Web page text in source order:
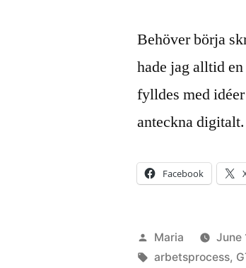
Behöver börja
hade jag alltid
fylldes med
anteckna digitalt.
Facebook
Posted
by
Maria June
Tags:
arbetsprocess,